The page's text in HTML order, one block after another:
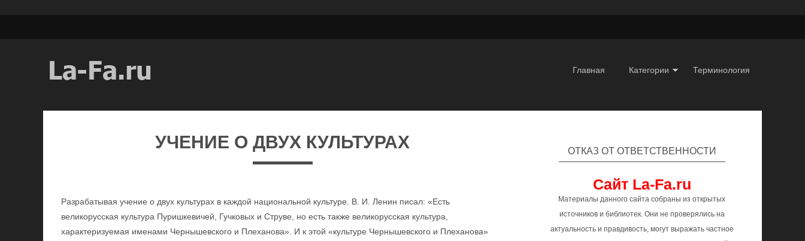
Главная Категории Терминология
УЧЕНИЕ О ДВУХ КУЛЬТУРАХ
Разрабатывая учение о двух культурах в каждой национальной культуре. В. И. Ленин писал: «Есть
великорусская культура Пуришкевичей, Гучковых и Струве, но есть также великорусская культура,
характеризуемая именами Чернышевского и Плеханова». И к этой «культуре Чернышевского и Плеханова»
ОТКАЗ ОТ ОТВЕТСТВЕННОСТИ
Сайт La-Fa.ru
Материалы данного сайта собраны из открытых
источников и библиотек. Они не проверялись на
актуальность и правдивость, могут выражать частное